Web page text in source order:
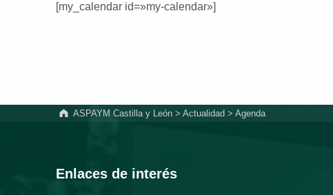
[my_calendar id=»my-calendar»]
ASPAYM Castilla y León> Actualidad > Agenda
Enlaces de interés